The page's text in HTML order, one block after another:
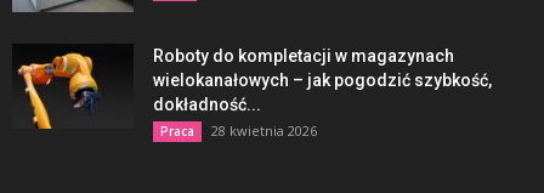
Roboty do kompletacji w magazynach
wielokanałowych – jak pogodzić szybkość,
dokładność...
Praca 28 kwietnia 2026